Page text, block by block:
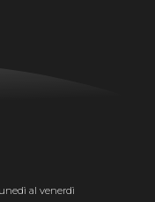
al venerdì